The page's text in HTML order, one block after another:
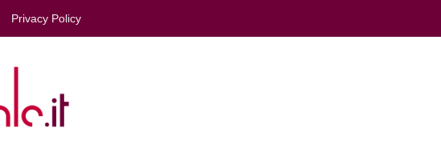
Privacy Policy